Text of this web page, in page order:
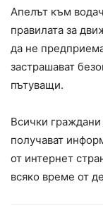
Апелът към
правилата за
да не
застрашават
пътуващи.
Всички
получават
от интернет
всяко време от